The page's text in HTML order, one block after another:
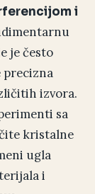
i
je često
precizna
izvora.
sa
kristalne
ugla
i